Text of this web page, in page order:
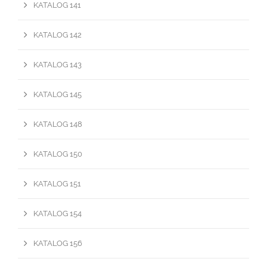
KATALOG 141
KATALOG 142
KATALOG 143
KATALOG 145
KATALOG 148
KATALOG 150
KATALOG 151
KATALOG 154
KATALOG 156